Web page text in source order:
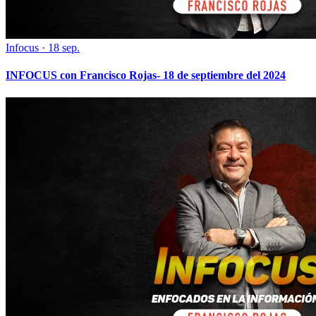
Infocus · 18 sep.
INFOCUS con Francisco Rojas- 18 de septiembre del 2024